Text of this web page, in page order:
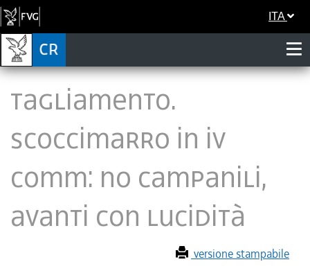
ITA
TAGLIAMENTO.
SCOCCIMARRO IN IV
COMM: NO CAMPANILI,
AVANTI CON LUCIDITÀ
versione stampabile